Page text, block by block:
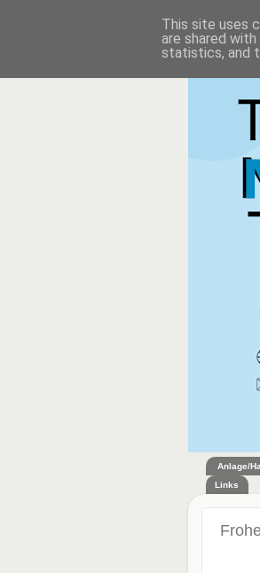
Anlage/
Links
This site uses
are shared
statistics, and